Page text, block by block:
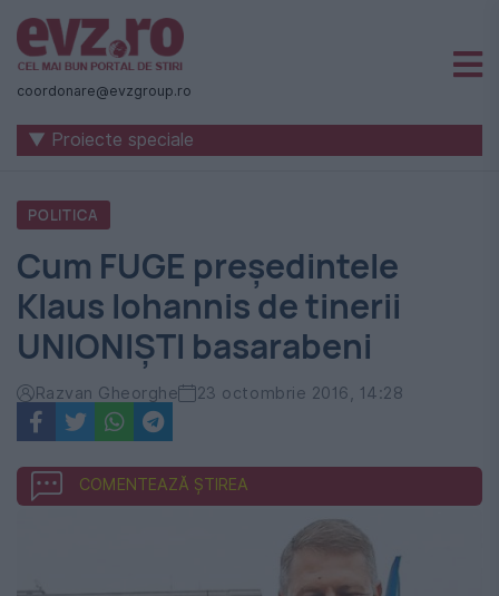
Știri
naționale
internaționale
România
-
Evenimentul
Zilei
coordonare@evzgroup.ro
▼ Proiecte speciale
POLITICA
Cum FUGE președintele
Klaus Iohannis de tinerii
UNIONIȘTI basarabeni
Razvan Gheorghe 23 octombrie 2016, 14:28
COMENTEAZĂ ȘTIREA